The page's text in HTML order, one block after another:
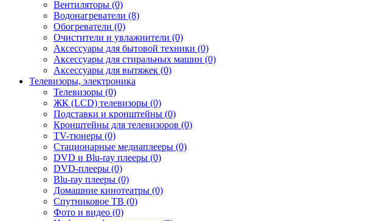
Вентиляторы (0)
Водонагреватели (8)
Обогреватели (0)
Очистители и увлажнители (0)
Аксессуары для бытовой техники (0)
Аксессуары для стиральных машин (0)
Аксессуары для вытяжек (0)
Телевизоры, электроника
Телевизоры (0)
ЖК (LCD) телевизоры (0)
Подставки и кронштейны (0)
Кронштейны для телевизоров (0)
TV-тюнеры (0)
Стационарные медиаплееры (0)
DVD и Blu-ray плееры (0)
DVD-плееры (0)
Blu-ray плееры (0)
Домашние кинотеатры (0)
Спутниковое ТВ (0)
Фото и видео (0)